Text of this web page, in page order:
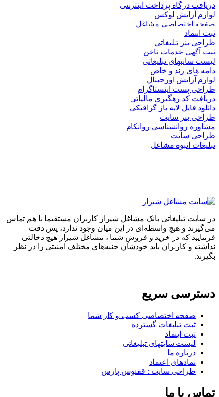
دریافت درگاه پرداخت اینترنتی
لوازم آرایش لوکس
صفحه اختصاصی مشاغل
ثبت اینماد
طراحی بنر تبلیغاتی
ثبت آگهی خدمات ناخن
لیست سایتهای تبلیغاتی
دامه های رند و خاص
لوازم آرایش اورجینال
طراحی پست اینستاگرام
دریافت کد رهگیری مالیاتی
دانلود فایل لایه باز گرافیکی
طراحی بنر سایت
مشاوره روانشناسی روانکام
طراحی سایت
تبلیغات انبوه مشاغل
در سایت تبلیغاتی بانک مشاغل شیراز کاربران مستقیما با هم تماس
می‌گیرند و هیچ واسطه‌ای در این میان وجود ندارد، پس دقت
فرمایید که در خرید و فروشِ شما ، مشاغل شیراز هیچ دخالتی
نداشته و کاربران باید خودشان جنبه‌های مختلف امنیتی را در نظر
بگیرند.
دسترسی سریع
صفحه اختصاصی کسب و کار شما
ثبت تبلیغات گسترده
ثبت اینماد
لیست سایتهای تبلیغاتی
درباره ما
نمادهای اعتماد
طراحی سایت : ققنوس پارس
تماس با ما